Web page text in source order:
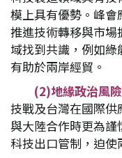
模上具有優勢。峰會
推進技術轉移與市
域找到共識，例如
有助於兩岸經貿。
(2)地緣政治風
技戰及台灣在國際
與大陸合作時更為
科技出口管制，迫使